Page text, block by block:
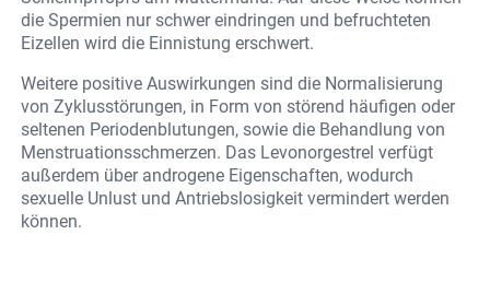
die Spermien nur schwer eindringen und befruchteten
Eizellen wird die Einnistung erschwert.
Weitere positive Auswirkungen sind die Normalisierung
von Zyklusstörungen, in Form von störend häufigen oder
seltenen Periodenblutungen, sowie die Behandlung von
Menstruationsschmerzen. Das Levonorgestrel verfügt
außerdem über androgene Eigenschaften, wodurch
sexuelle Unlust und Antriebslosigkeit vermindert werden
können.